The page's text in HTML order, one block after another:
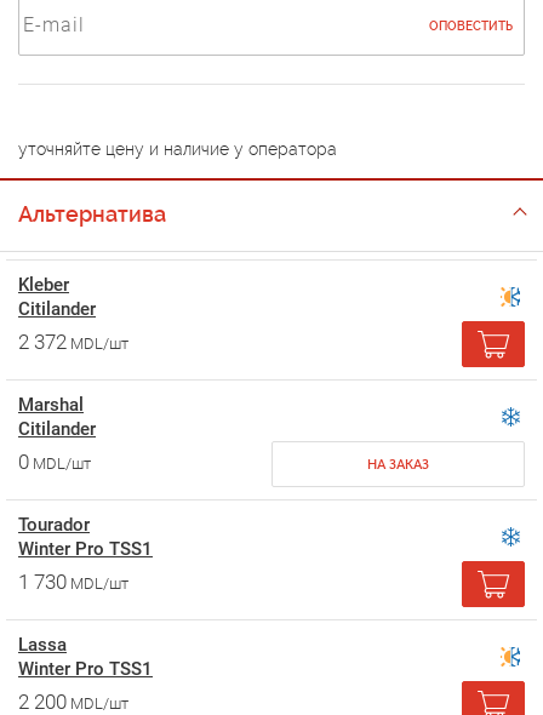
ОПОВЕСТИТЬ
уточняйте цену и наличие у оператора
Альтернатива
Kleber
Citilander
2 372 MDL/шт
Marshal
Citilander
0 MDL/шт НА ЗАКАЗ
Tourador
Winter Pro TSS1
1 730 MDL/шт
Lassa
Winter Pro TSS1
2 200 MDL/шт